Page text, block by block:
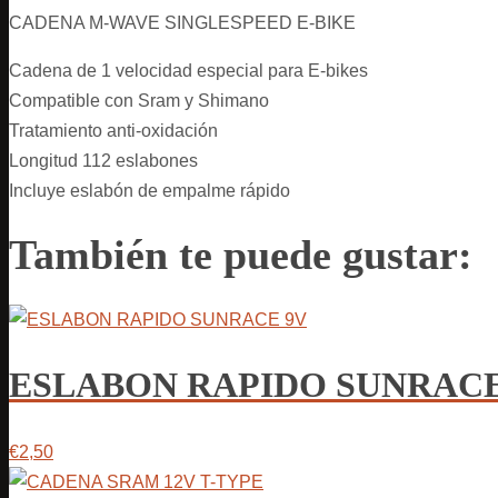
CADENA M-WAVE SINGLESPEED E-BIKE
Cadena de 1 velocidad especial para E-bikes
Compatible con Sram y Shimano
Tratamiento anti-oxidación
Longitud 112 eslabones
Incluye eslabón de empalme rápido
También te puede gustar:
ESLABON RAPIDO
€2,50